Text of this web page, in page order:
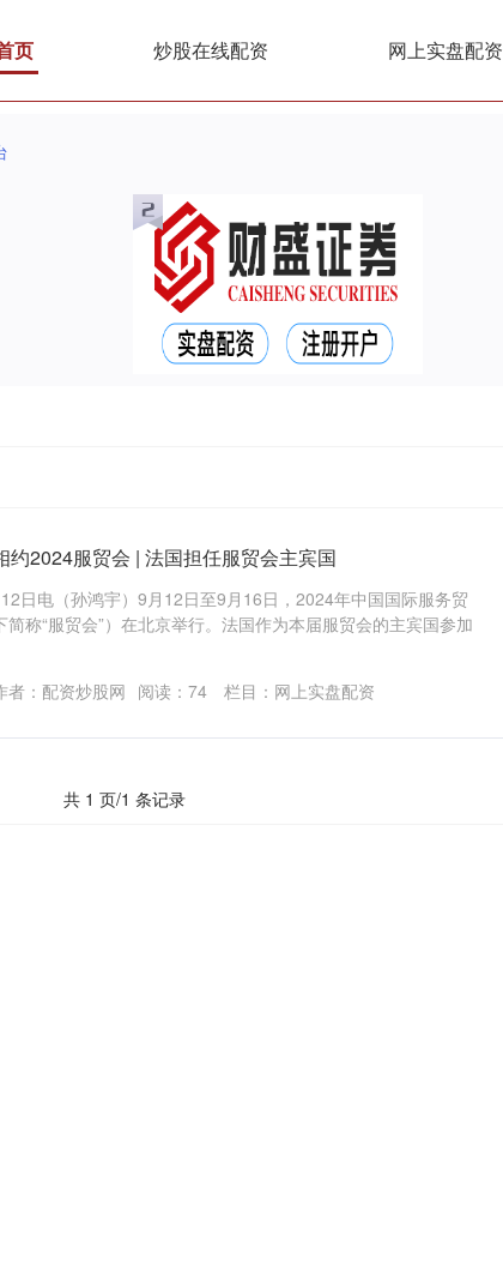
页 炒股在线配资 网上实盘配资
约2024服贸会 | 法国担任服贸会主宾国
日电（孙鸿宇）9月12日至9月16日，2024年中国国际服务贸
简称“服贸会”）在北京举行。法国作为本届服贸会的主宾国参加
者：配资炒股网 阅读： 74 栏目： 网上实盘配资
共 1 页/1 条记录